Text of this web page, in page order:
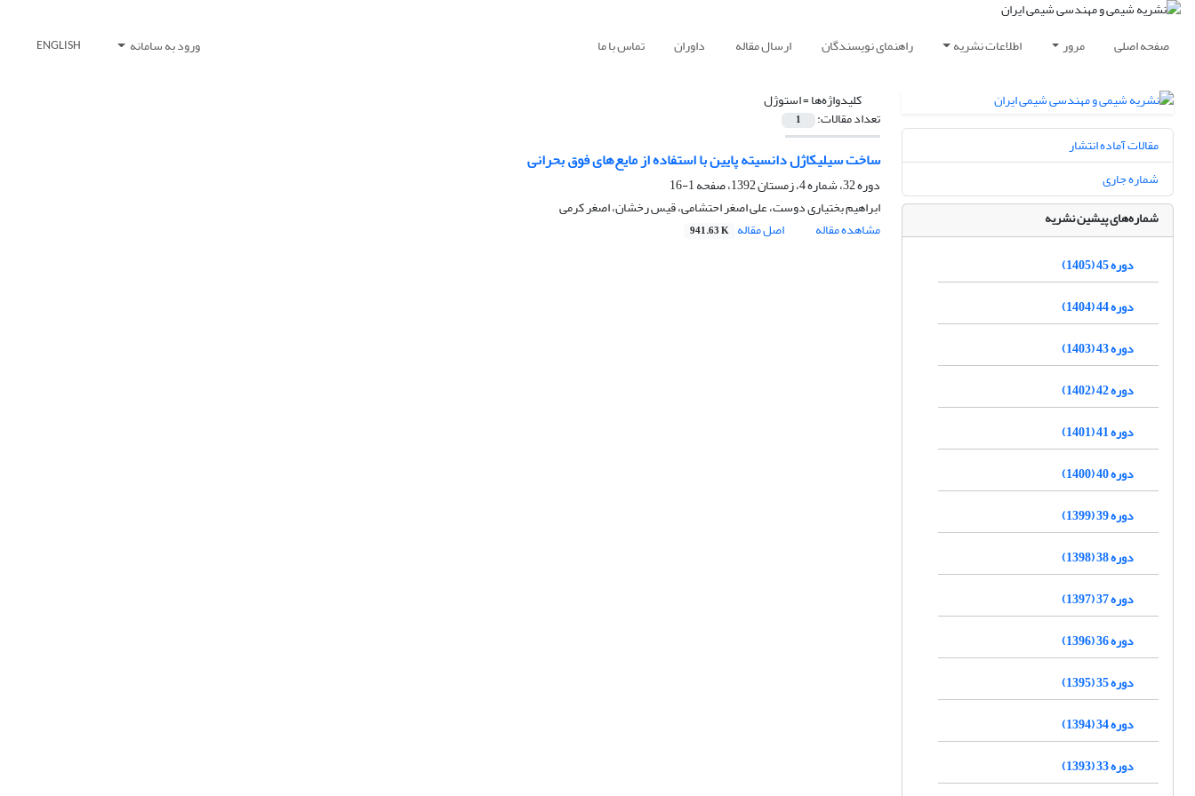
صفحه اصلی مرور اطلاعات نشریه راهنمای نویسندگان ارسال مقاله داوران تماس با ما ورود به سامانه ENGLISH
کلیدواژه‌ها =استوژل
تعداد مقالات: 1
ساخت سیلیکاژل دانسیته پایین با استفاده از مایع‌های فوق بحرانی
دوره 32، شماره 4، زمستان 1392، صفحه
1-16
ابراهیم بختیاری دوست، علی اصغر احتشامی، قیس رخشان، اصغر کرمی
مشاهده مقاله
اصل مقاله 941.63 K
مقالات آماده انتشار
شماره جاری
شماره‌های پیشین نشریه
دوره 45 (1405)
دوره 44 (1404)
دوره 43 (1403)
دوره 42 (1402)
دوره 41 (1401)
دوره 40 (1400)
دوره 39 (1399)
دوره 38 (1398)
دوره 37 (1397)
دوره 36 (1396)
دوره 35 (1395)
دوره 34 (1394)
دوره 33 (1393)